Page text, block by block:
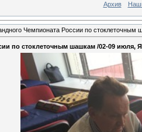
Архив
Чемпионата России по
по стоклеточным шашкам /02-09 июля,